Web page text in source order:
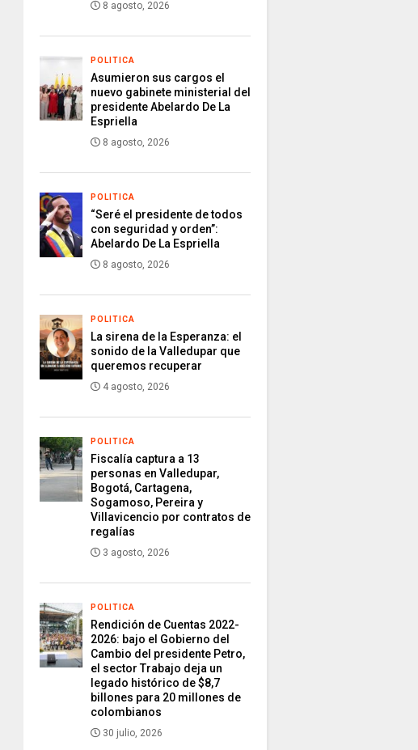
8 agosto, 2026
POLITICA
Asumieron sus cargos el
nuevo gabinete ministerial del
presidente Abelardo De La
Espriella
8 agosto, 2026
POLITICA
“Seré el presidente de todos
con seguridad y orden”:
Abelardo De La Espriella
8 agosto, 2026
POLITICA
La sirena de la Esperanza: el
sonido de la Valledupar que
queremos recuperar
4 agosto, 2026
POLITICA
Fiscalía captura a 13
personas en Valledupar,
Bogotá, Cartagena,
Sogamoso, Pereira y
Villavicencio por contratos de
regalías
3 agosto, 2026
POLITICA
Rendición de Cuentas 2022-
2026: bajo el Gobierno del
Cambio del presidente Petro,
el sector Trabajo deja un
legado histórico de $8,7
billones para 20 millones de
colombianos
30 julio, 2026